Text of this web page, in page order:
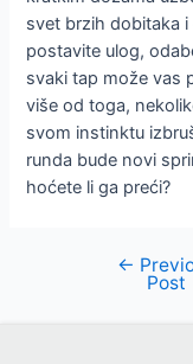
svet brzih dobitaka
postavite ulog,
svaki tap može vas
više od toga,
svom instinktu
runda bude novi
hoćete li ga preći?
←
Post